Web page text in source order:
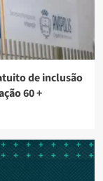
de inclusão
60 +